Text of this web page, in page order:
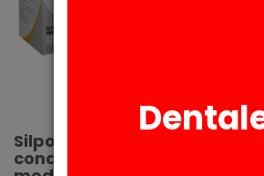
Silpod di
condensazione